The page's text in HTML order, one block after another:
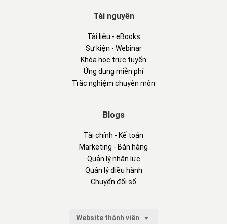
Tài nguyên
Tài liệu - eBooks
Sự kiện - Webinar
Khóa học trực tuyến
Ứng dụng miễn phí
Trắc nghiệm chuyên môn
Blogs
Tài chính - Kế toán
Marketing - Bán hàng
Quản lý nhân lực
Quản lý điều hành
Chuyển đổi số
Website thành viên